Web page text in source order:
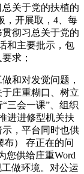
关于党的扶植的
，开展取，4、每
彻习总关于党的
和主要批示，包
求；
和对发觉问题，
庄重糊口、树立
三会一课”、组织
进进修型机关扶
，平台同时也供
布） 存正在的问
您供给庄重Word
做环境。对公运